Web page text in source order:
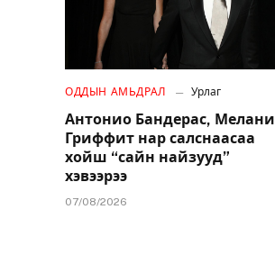
ОДДЫН АМЬДРАЛ Урлаг
Антонио Бандерас, Мелани
Гриффит нар салснаасаа
хойш “сайн найзууд”
хэвээрээ
07/08/2026